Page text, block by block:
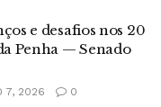
e desafios nos 20
Penha — Senado
7, 2026 0